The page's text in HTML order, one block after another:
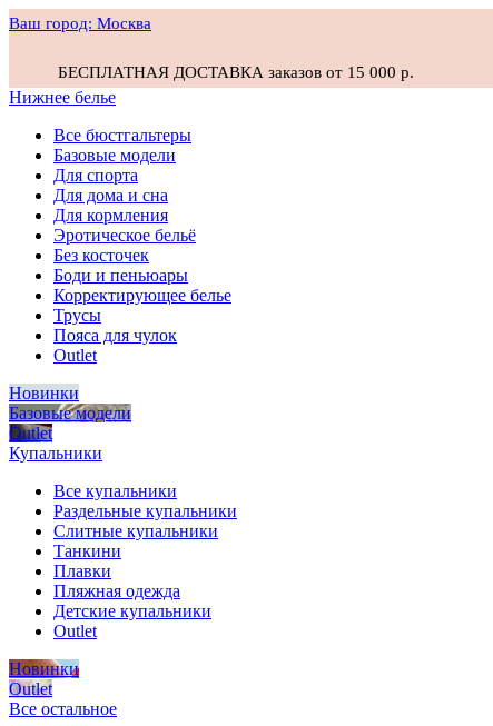
Ваш город: Москва
БЕСПЛАТНАЯ ДОСТАВКА заказов от 15 000 р.
Нижнее белье
Все бюстгальтеры
Базовые модели
Для спорта
Для дома и сна
Для кормления
Эротическое бельё
Без косточек
Боди и пеньюары
Корректирующее белье
Трусы
Пояса для чулок
Outlet
Новинки
Базовые модели
Outlet
Купальники
Все купальники
Раздельные купальники
Слитные купальники
Танкини
Плавки
Пляжная одежда
Детские купальники
Outlet
Новинки
Outlet
Все остальное